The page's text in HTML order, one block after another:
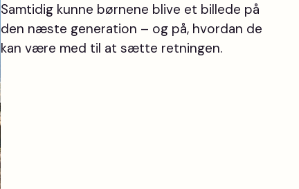
Samtidig kunne børnene blive et billede på
den næste generation – og på, hvordan de
kan være med til at sætte retningen.